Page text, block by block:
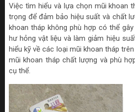
Việc tìm hiểu và lựa chọn mũi khoan
trọng để đảm bảo hiệu suất và chất
khoan tháp không phù hợp có thể
hư hỏng vật liệu và làm giảm hiệu
hiểu kỹ về các loại mũi khoan tháp
mũi khoan tháp chất lượng và phù
cụ thể.